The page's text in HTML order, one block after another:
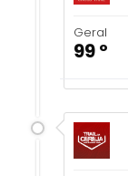
Geral
99 º